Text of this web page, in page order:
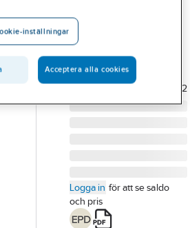
646 A6
UNDERHÅLLSLOCK
PÅVULKAD PACKNING
Artikelnummer:
Lev.
5000050304002
Logga in för att se saldo
och pris
inställningar
Acceptera alla cookies